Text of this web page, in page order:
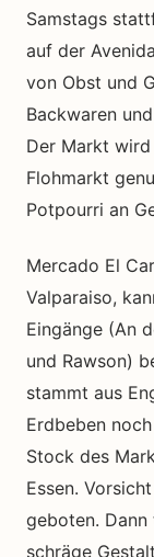
Samstags
auf der
von Obst und
Backwaren
Der Markt
Flohmarkt
Potpourri an
Mercado El
Valparaiso,
Eingänge (An
und Rawson)
stammt aus
Erdbeben
Stock des
Essen.
geboten.
schräge